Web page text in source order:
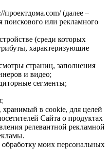
проектдома.com/ (далее –
или рекламного
(среди которых
характеризующие
страниц, заполнения
и видео;
сегменты;
хранимый в cookie, для целей
Сайта о продуктах
релевантной рекламной
моих персональных